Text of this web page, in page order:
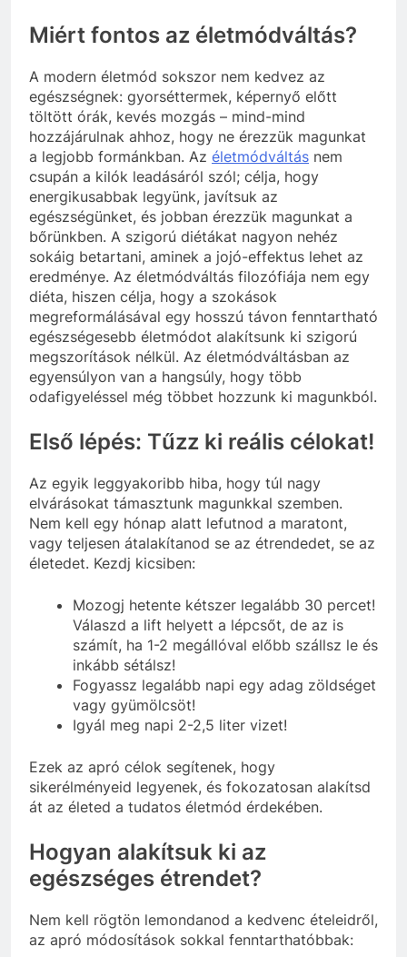
Miért fontos az életmódváltás?
A modern életmód sokszor nem kedvez az
egészségnek: gyorséttermek, képernyő előtt
töltött órák, kevés mozgás – mind-mind
hozzájárulnak ahhoz, hogy ne érezzük magunkat
a legjobb formánkban. Az életmódváltás nem
csupán a kilók leadásáról szól; célja, hogy
energikusabbak legyünk, javítsuk az
egészségünket, és jobban érezzük magunkat a
bőrünkben. A szigorú diétákat nagyon nehéz
sokáig betartani, aminek a jojó-effektus lehet az
eredménye. Az életmódváltás filozófiája nem egy
diéta, hiszen célja, hogy a szokások
megreformálásával egy hosszú távon fenntartható
egészségesebb életmódot alakítsunk ki szigorú
megszorítások nélkül. Az életmódváltásban az
egyensúlyon van a hangsúly, hogy több
odafigyeléssel még többet hozzunk ki magunkból.
Első lépés: Tűzz ki reális célokat!
Az egyik leggyakoribb hiba, hogy túl nagy
elvárásokat támasztunk magunkkal szemben.
Nem kell egy hónap alatt lefutnod a maratont,
vagy teljesen átalakítanod se az étrendedet, se az
életedet. Kezdj kicsiben:
Mozogj hetente kétszer legalább 30 percet!
Válaszd a lift helyett a lépcsőt, de az is
számít, ha 1-2 megállóval előbb szállsz le és
inkább sétálsz!
Fogyassz legalább napi egy adag zöldséget
vagy gyümölcsöt!
Igyál meg napi 2-2,5 liter vizet!
Ezek az apró célok segítenek, hogy
sikerélményeid legyenek, és fokozatosan alakítsd
át az életed a tudatos életmód érdekében.
Hogyan alakítsuk ki az
egészséges étrendet?
Nem kell rögtön lemondanod a kedvenc ételeidről,
az apró módosítások sokkal fenntarthatóbbak: